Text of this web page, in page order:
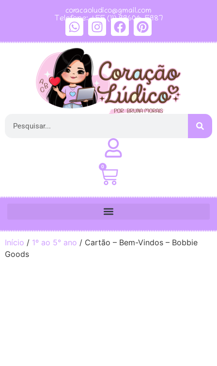
coracaoludico@gmail.com
Telefone: +55 (11) 99604-5987
0
Início / 1º ao 5° ano / Cartão – Bem-Vindos – Bobbie
Goods